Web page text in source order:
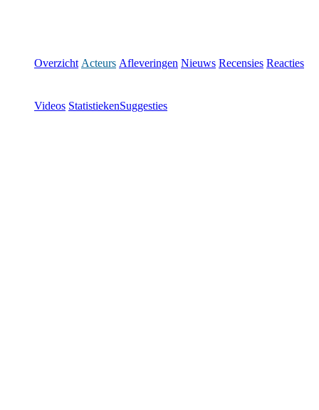
Overzicht Acteurs Afleveringen Nieuws Recensies Reacties
Videos StatistiekenSuggesties